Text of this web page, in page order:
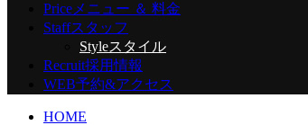
Price メニュー ＆ 料金
Staffスタッフ
Styleスタイル
Recruit採用情報
WEB予約&アクセス
HOME